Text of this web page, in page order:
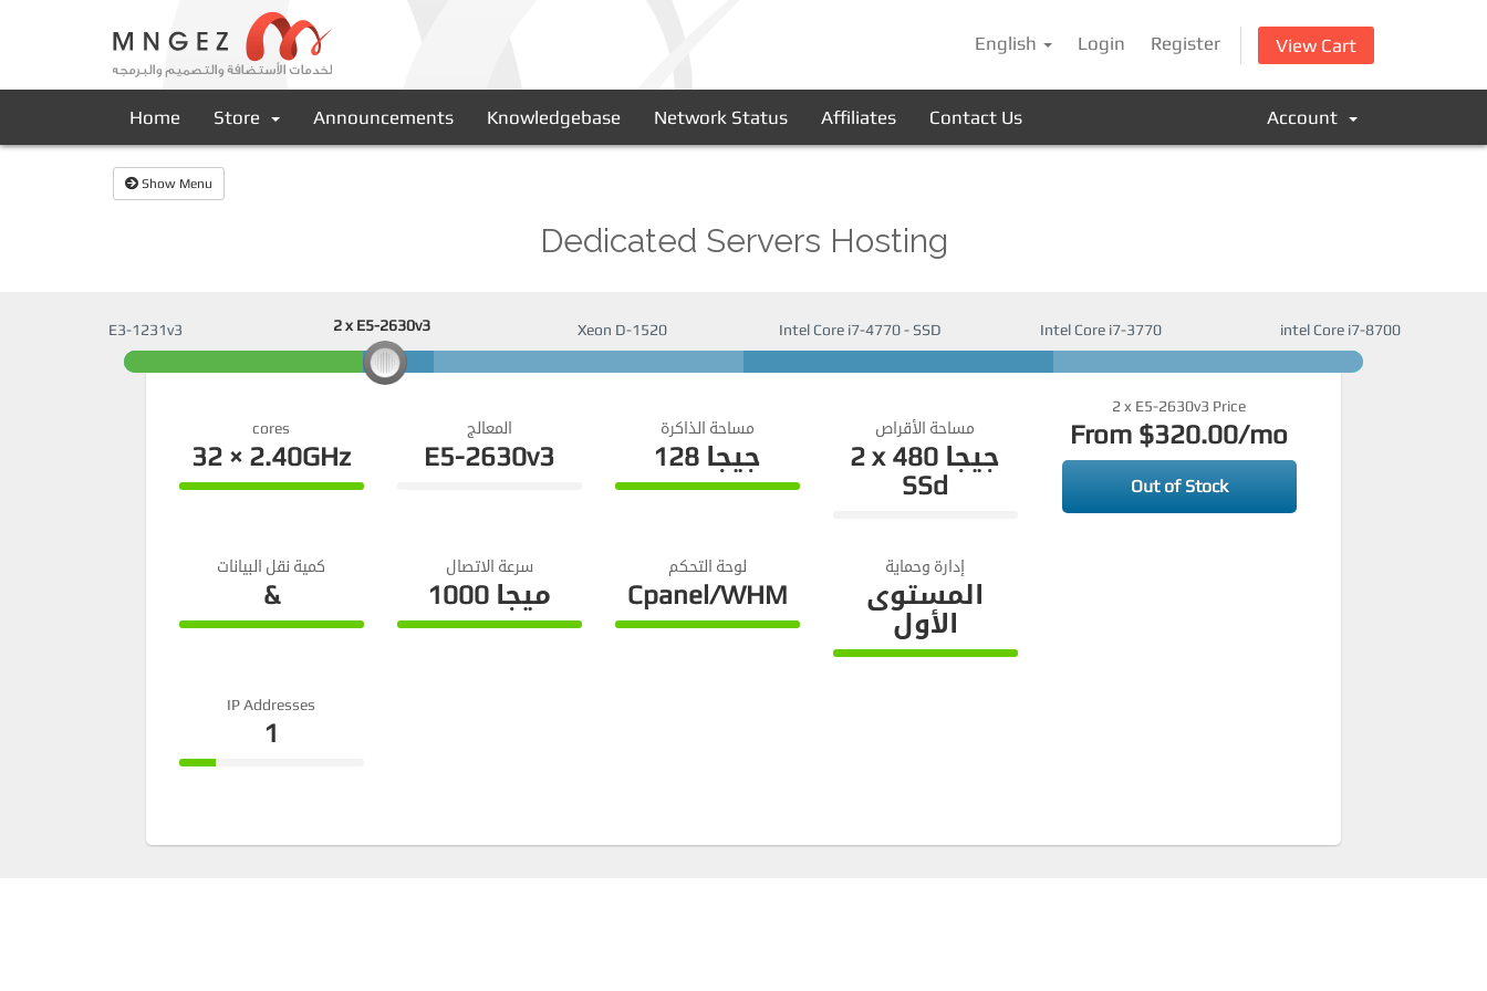
English Login Register View Cart
Home Store Announcements Knowledgebase Network Status Affiliates Contact Us Account
Show Menu
Dedicated Servers Hosting
2 x E5-2630v3
E3-1231v3 2 x E5-2630v3 Xeon D-1520 Intel Core i7-4770 - SSD Intel Core i7-3770 intel Core i7-8700
cores
32 × 2.40GHz
100%
المعالج
E5-2630v3
مساحة الذاكرة
128 جيجا
100%
مساحة الأقراص
2 x 480 جيجا
SSd
كمية نقل البيانات
&
100%
سرعة الاتصال
1000 ميجا
100%
لوحة التحكم
Cpanel/WHM
100%
إدارة وحماية
المستوى
الأول
100%
IP Addresses
1
20%
2 x E5-2630v3 Price
From $320.00/mo
Out of Stock